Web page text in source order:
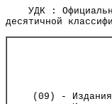
УДК :
десятичной
(09) - Издания в